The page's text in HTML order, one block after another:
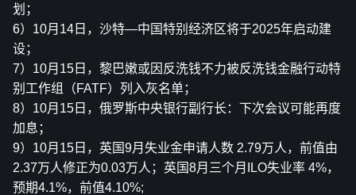
划；
6）10月14日，沙特—中国特别经济区将于2025年启动建
设；
7）10月15日，黎巴嫩或因反洗钱不力被反洗钱金融行动特
别工作组（FATF）列入灰名单；
8）10月15日，俄罗斯中央银行副行长：下次会议可能再度
加息；
9）10月15日，英国9月失业金申请人数 2.79万人，前值由
2.37万人修正为0.03万人；英国8月三个月ILO失业率 4%，
预期4.1%，前值4.10%;